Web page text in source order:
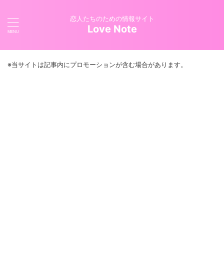
恋人たちのための情報サイト
Love Note
※当サイトは記事内にプロモーションが含む場合があります。